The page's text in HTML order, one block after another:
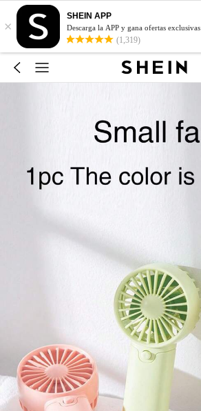
×
SHEIN APP
Descarga la APP y gana ofertas exclusivas
(1,319)